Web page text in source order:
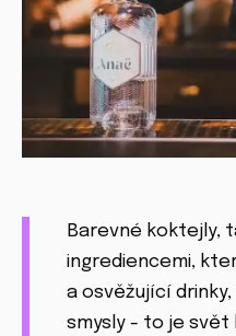
Barevné koktejly,
ingrediencemi,
a osvěžující
smysly - to je svět